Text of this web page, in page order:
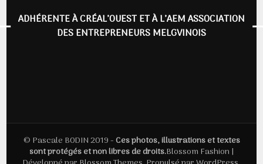
ADHÉRENTE À CRÉAL’OUEST ET À L’AEM ASSOCIATION
DES ENTREPRENEURS MELGVINOIS
© Pascale BODIN 2019 -Ces photos, illustrations et textes
sont protégés et non libres de droits.Blossom Fashion |